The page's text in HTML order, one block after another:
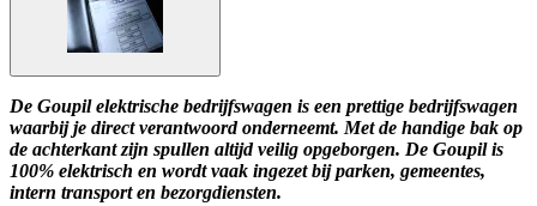
De Goupil elektrische bedrijfswagen is een prettige bedrijfswagen
waarbij je direct verantwoord onderneemt. Met de handige bak op
de achterkant zijn spullen altijd veilig opgeborgen. De Goupil is
100% elektrisch en wordt vaak ingezet bij parken, gemeentes,
intern transport en bezorgdiensten.